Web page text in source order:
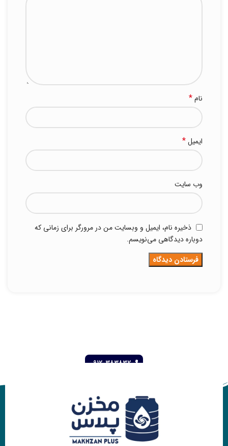
نام*
ایمیل*
وب‌ سایت
ذخیره نام، ایمیل و وبسایت من در مرورگر برای زمانی که
دوباره دیدگاهی می‌نویسم.
09120383832